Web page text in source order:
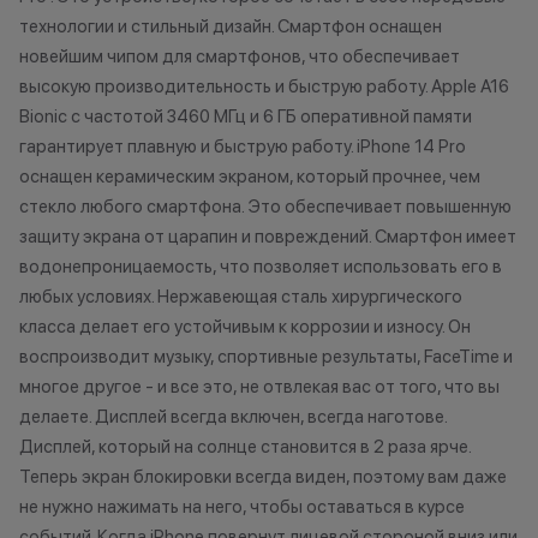
баллы
Бонусными баллами можно
оплатить:
до 20% от чека — на аксессуары;
до 10% от чека — на
оригинальную продукцию Dyson и
Xiaomi.
до 5% от чека — на оригинальную
продукцию Apple;
до 2% от чека — на новые iPhone;
Статусы программы
лояльности
Кэшбэк: 1%
•Организатор
право отказать
договора
•Организатор
усмотрение
изменить
технологии и стильный дизайн. Смартфон оснащен
новейшим чипом для смартфонов, что обеспечивает
высокую производительность и быструю работу. Apple A16
Bionic с частотой 3460 МГц и 6 ГБ оперативной памяти
гарантирует плавную и быструю работу. iPhone 14 Pro
оснащен керамическим экраном, который прочнее, чем
стекло любого смартфона. Это обеспечивает повышенную
защиту экрана от царапин и повреждений. Смартфон имеет
водонепроницаемость, что позволяет использовать его в
любых условиях. Нержавеющая сталь хирургического
класса делает его устойчивым к коррозии и износу. Он
воспроизводит музыку, спортивные результаты, FaceTime и
многое другое - и все это, не отвлекая вас от того, что вы
делаете. Дисплей всегда включен, всегда наготове.
Дисплей, который на солнце становится в 2 раза ярче.
Теперь экран блокировки всегда виден, поэтому вам даже
не нужно нажимать на него, чтобы оставаться в курсе